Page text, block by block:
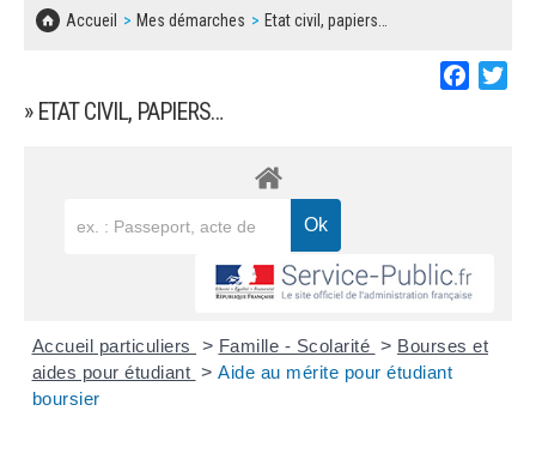
Accueil Mes démarches Etat civil, papiers…
» ETAT CIVIL, PAPIERS…
Accueil particuliers > Famille - Scolarité > Bourses et
aides pour étudiant > Aide au mérite pour étudiant
boursier
CONCERTATIONS PUBLIQUES
SOLIDARITÉ, LOGEMENT
DECHETS
BESOIN D'UNE AIDE ?
LES ASSOCIATIONS
MARCHÉS PUBLICS
REGLEMENT LOCAL DE PUBLICITÉ
DECLARATION DE DEMARCHAGE
DOSSIER DE DEMANDE DE SUBVENTION
DEMANDE DE PRÊT DE MATERIEL